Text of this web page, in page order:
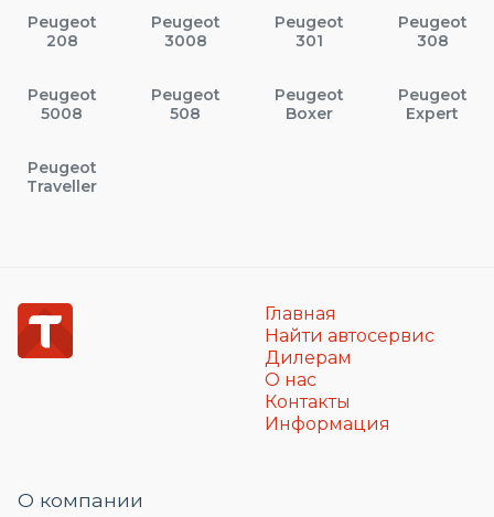
Peugeot
208
Peugeot
3008
Peugeot
301
Peugeot
308
Peugeot
5008
Peugeot
508
Peugeot
Boxer
Peugeot
Expert
Peugeot
Traveller
Главная
Найти автосервис
Дилерам
О нас
Контакты
Информация
О компании